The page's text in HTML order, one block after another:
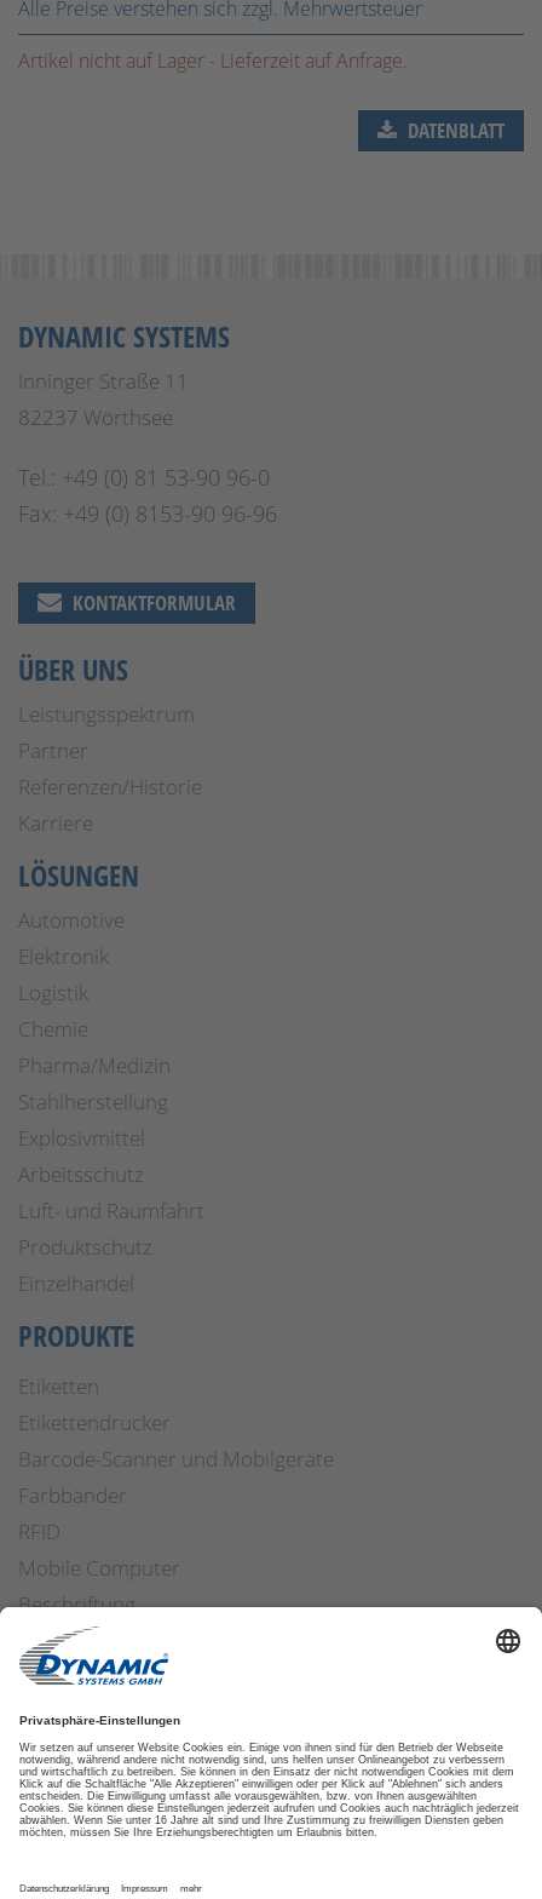
Alle Preise verstehen sich zzgl. Mehrwertsteuer
Artikel nicht auf Lager - Lieferzeit auf Anfrage.
DATENBLATT
DYNAMIC SYSTEMS
Inninger Straße 11
82237 Wörthsee
Tel.: +49 (0) 81 53-90 96-0
Fax: +49 (0) 8153-90 96-96
KONTAKTFORMULAR
ÜBER UNS
Leistungsspektrum
Partner
Referenzen/Historie
Karriere
LÖSUNGEN
Automotive
Elektronik
Logistik
Chemie
Pharma/Medizin
Stahlherstellung
Explosivmittel
Arbeitsschutz
Luft- und Raumfahrt
Produktschutz
Einzelhandel
PRODUKTE
Etiketten
Etikettendrucker
Barcode-Scanner und Mobilgeräte
Farbbänder
RFID
Mobile Computer
Beschriftung
Arbeitssicherheit
Applikatoren
Etiketten Software
ETIKETTENFINDER
DATENSCHUTZ IMPRESSUM